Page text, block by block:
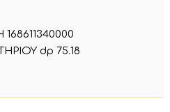
dp 75.18